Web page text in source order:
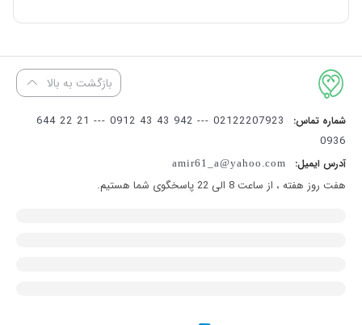
بازگشت به بالا
شماره تماس:
02122207923 --- 942 43 43 0912 --- 21 22 644
0936
آدرس ایمیل: amir61_a@yahoo.com
هفت روز هفته ، از ساعت 8 الی 22 پاسخگوی شما هستیم.